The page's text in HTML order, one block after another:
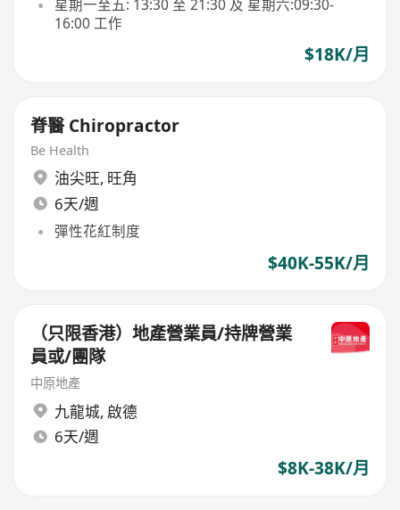
星期一至五: 13:30 至 21:30 及 星期六:09:30-
16:00 工作
$18K/月
脊醫 Chiropractor
Be Health
油尖旺, 旺角
6天/週
彈性花紅制度
$40K-55K/月
（只限香港）地產營業員/持牌營業
員或/團隊
中原地產
九龍城, 啟德
6天/週
$8K-38K/月